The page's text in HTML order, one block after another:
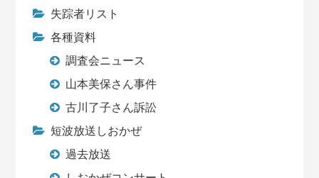
失踪者リスト
各種資料
調査会ニュース
山本美保さん事件
古川了子さん訴訟
短波放送しおかぜ
過去放送